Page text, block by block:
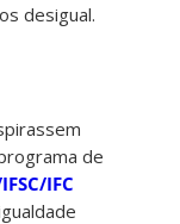
desigual.
de
IFC